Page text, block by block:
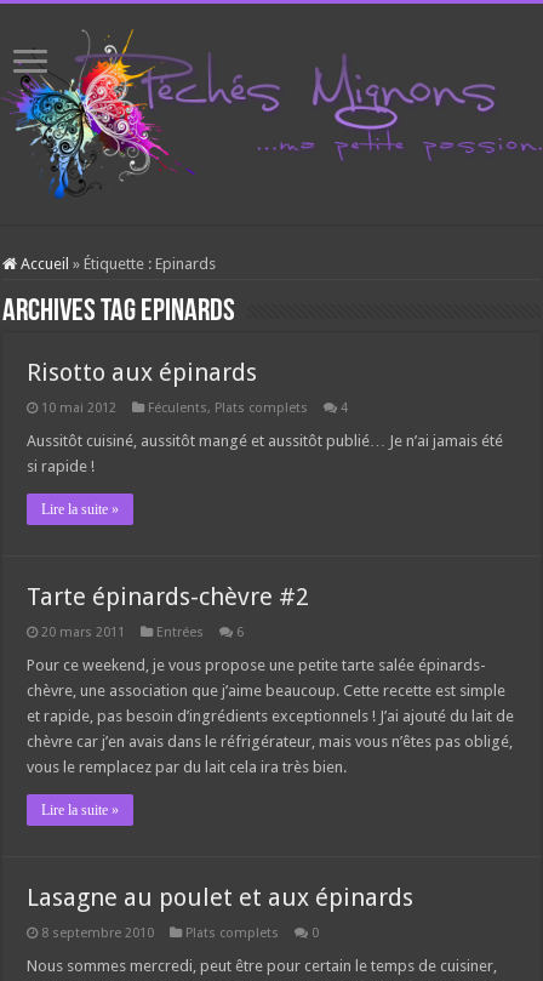
Accueil » Étiquette :Epinards
Archives tagEpinards
Risotto aux épinards
10 mai 2012 Féculents, Plats complets 4
Aussitôt cuisiné, aussitôt mangé et aussitôt publié… Je n’ai jamais été
si rapide !
Lire la suite »
Tarte épinards-chèvre #2
20 mars 2011 Entrées 6
Pour ce weekend, je vous propose une petite tarte salée épinards-
chèvre, une association que j’aime beaucoup. Cette recette est simple
et rapide, pas besoin d’ingrédients exceptionnels ! J’ai ajouté du lait de
chèvre car j’en avais dans le réfrigérateur, mais vous n’êtes pas obligé,
vous le remplacez par du lait cela ira très bien.
Lire la suite »
Lasagne au poulet et aux épinards
8 septembre 2010 Plats complets 0
Nous sommes mercredi, peut être pour certain le temps de cuisiner,